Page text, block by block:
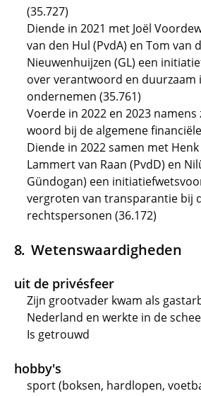
(35.727)
Diende in 2021 met Joël
van den Hul (PvdA) en Tom van
Nieuwenhuijzen (GL) een
over verantwoord en
ondernemen (35.761)
Voerde in 2022 en 2023
woord bij de algemene
Diende in 2022 samen met
Lammert van Raan (PvdD) en
Gündogan) een
vergroten van transparantie bij
rechtspersonen (36.172)
Wetenswaardigheden
uit de privésfeer
Zijn grootvader kwam als
Nederland en werkte in de
Is getrouwd
hobby's
sport (boksen, hardlopen,